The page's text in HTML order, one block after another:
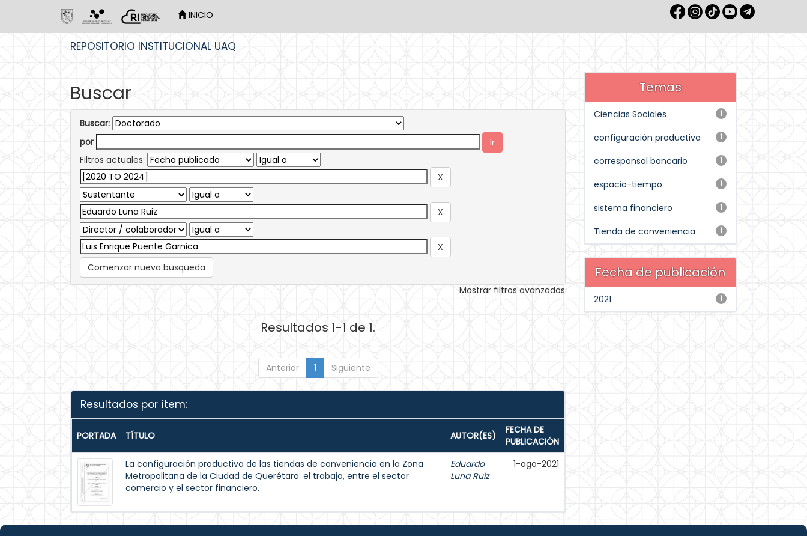
INICIO
REPOSITORIO INSTITUCIONAL UAQ
Buscar
Buscar:
por
Filtros actuales:
Comenzar nueva busqueda
Mostrar filtros avanzados
Resultados 1-1 de 1.
Anterior 1 Siguiente
Resultados por ítem:
PORTADA TÍTULO AUTOR(ES)
FECHA DE
PUBLICACIÓN
La configuración productiva de las tiendas de conveniencia en la Zona
Metropolitana de la Ciudad de Querétaro: el trabajo, entre el sector
comercio y el sector financiero.
Eduardo
Luna Ruiz
1-ago-2021
Temas
1
Ciencias Sociales
1
configuración productiva
1
corresponsal bancario
1
espacio-tiempo
1
sistema financiero
1
Tienda de conveniencia
Fecha de publicación
1
2021